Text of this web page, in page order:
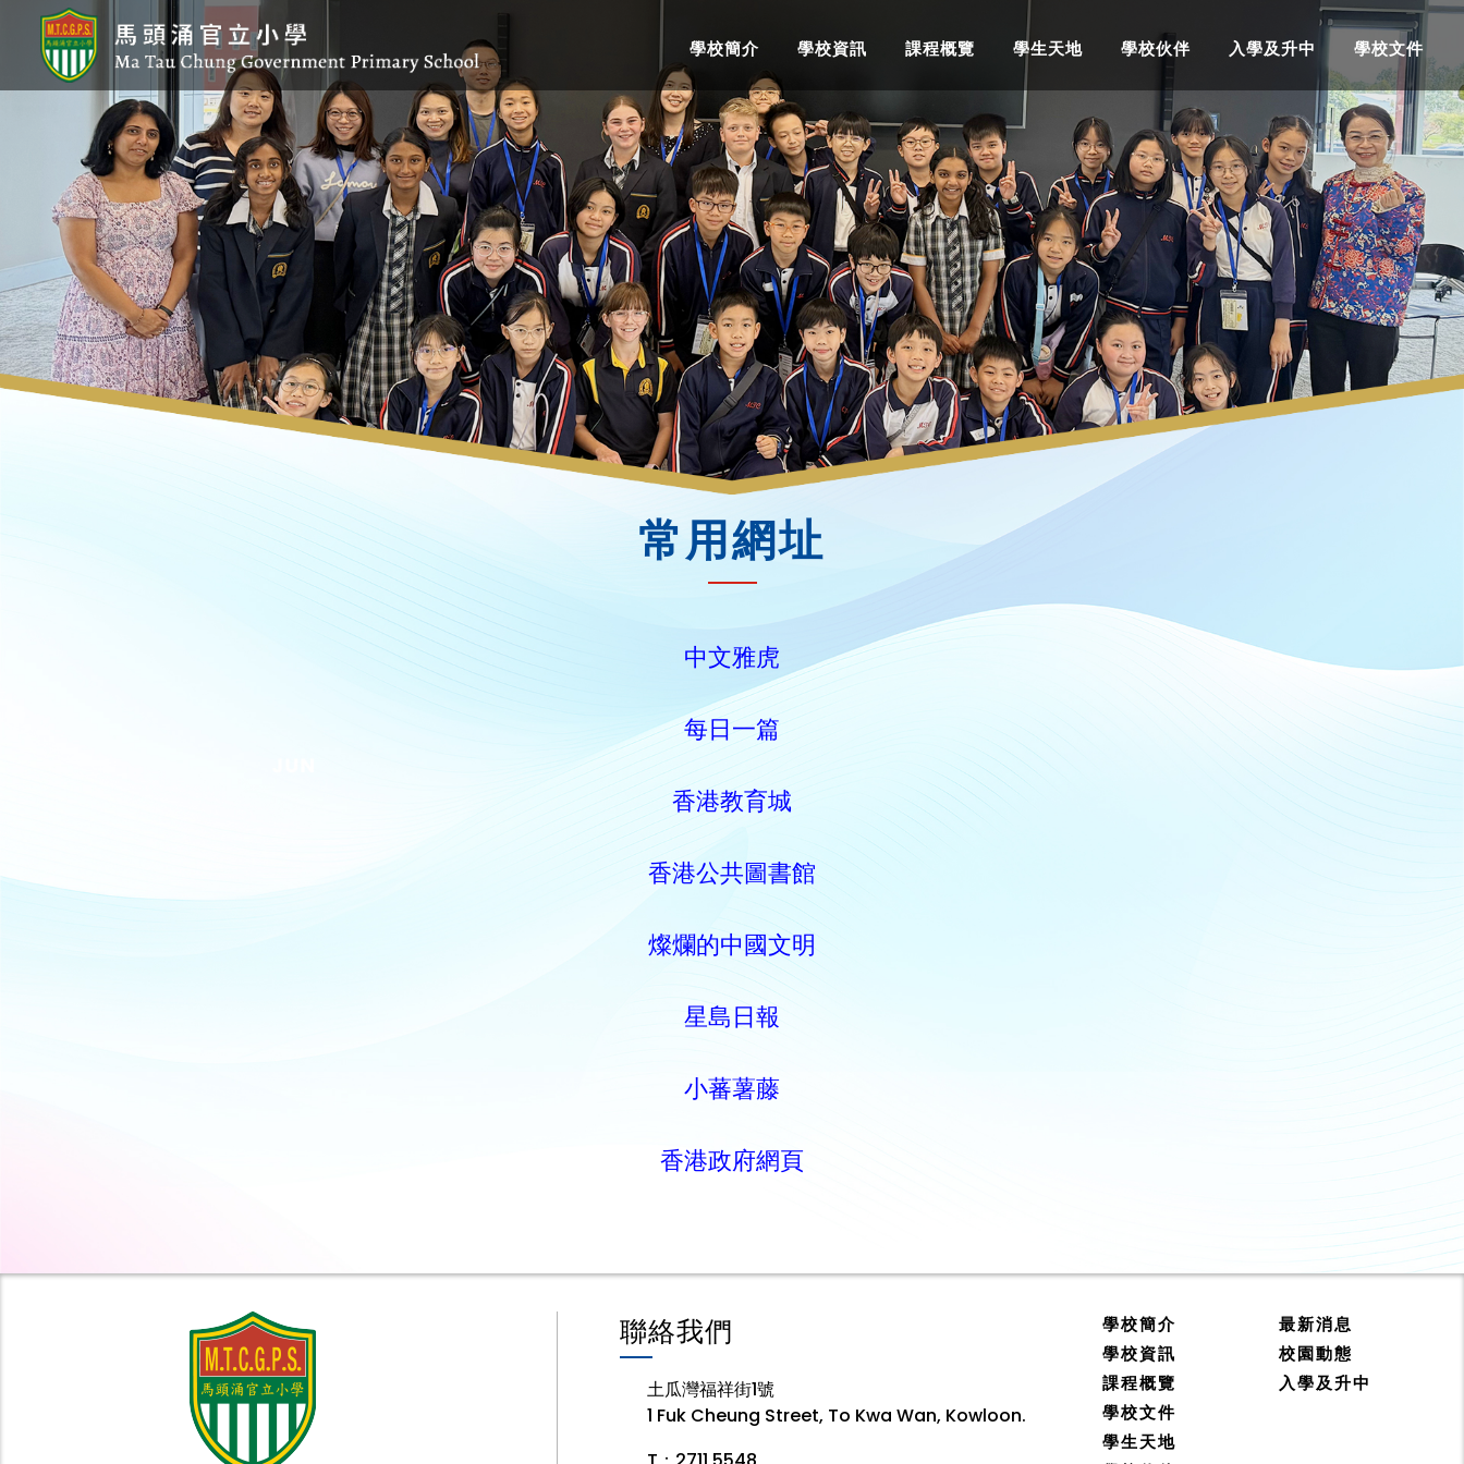
學校簡介 學校資訊 課程概覽 學生天地 學校伙伴 入學及升中 學校文件
常用網址
中文雅虎
每日一篇
香港教育城
香港公共圖書館
燦爛的中國文明
星島日報
小蕃薯藤
香港政府網頁
聯絡我們
土瓜灣福祥街1號
1 Fuk Cheung Street, To Kwa Wan, Kowloon.
學校簡介
學校資訊
課程概覽
學校文件
學生天地
最新消息
校園動態
入學及升中